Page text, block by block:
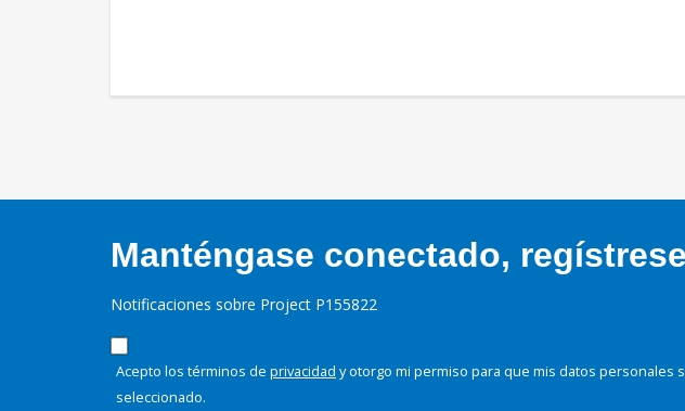
Manténgase conectado,
Notificaciones sobre Project P155822
Acepto los términos de privacidad y otorgo mi permiso para que mis datos
seleccionado.